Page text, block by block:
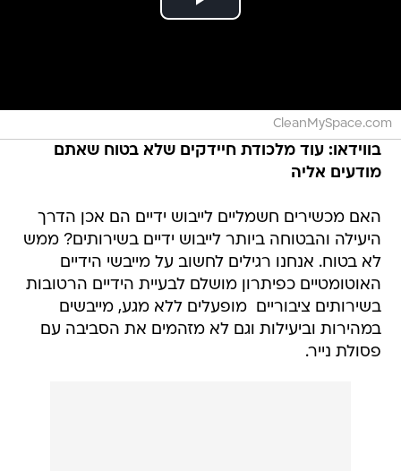
CleanMySpace.com
בווידאו: עוד מלכודת חיידקים שלא בטוח שאתם
מודעים אליה
האם מכשירים חשמליים לייבוש ידיים הם אכן הדרך
היעילה והבטוחה ביותר לייבוש ידיים בשירותים? ממש
לא בטוח. אנחנו רגילים לחשוב על מייבשי הידיים
האוטומטיים כפיתרון מושלם לבעיית הידיים הרטובות
בשירותים ציבוריים  מופעלים ללא מגע, מייבשים
במהירות וביעילות וגם לא מזהמים את הסביבה עם
פסולת נייר.